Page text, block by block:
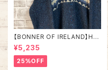
【BONNER OF IRELAND】Han
d Knit L相当 Made in IRELA
ND “EURO LINE” デザインニ
ット 総柄ニット ノルディック柄
ハンドニット セーター ウール ア
¥5,235
25%OFF